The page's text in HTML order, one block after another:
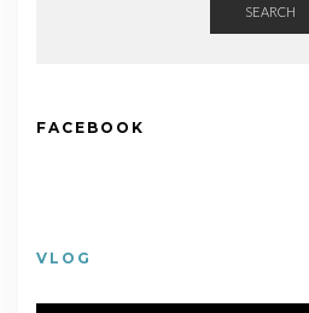
SEARCH
FACEBOOK
VLOG